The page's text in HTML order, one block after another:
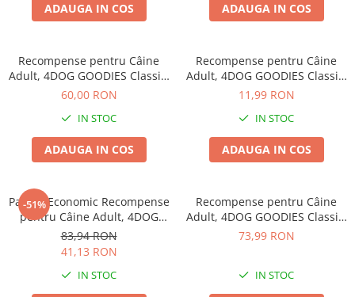
ADAUGA IN COS ADAUGA IN COS
Recompense pentru Câine
Adult, 4DOG GOODIES Classic,
Os din Calciu cu Pui, 1kg
60,00 RON
IN STOC
ADAUGA IN COS
Recompense pentru Câine
Adult, 4DOG GOODIES Classic,
Sticks Piele Presată, 100g
11,99 RON
IN STOC
ADAUGA IN COS
-51%
Pachet Economic Recompense
pentru Câine Adult, 4DOG
GOODIES Classic, Sticks cu Pui
și Orez, 6x100g
83,94 RON
41,13 RON
IN STOC
Recompense pentru Câine
Adult, 4DOG GOODIES Classic,
Jerky Tenders Pui, 1kg
73,99 RON
IN STOC